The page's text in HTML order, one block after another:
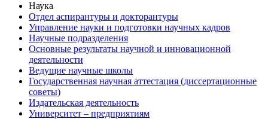
Наука
Отдел аспирантуры и докторантуры
Управление науки и подготовки научных кадров
Научные подразделения
Основные результаты научной и инновационной
деятельности
Ведущие научные школы
Государственная научная аттестация (диссертационные
советы)
Издательская деятельность
Университет – предприятиям